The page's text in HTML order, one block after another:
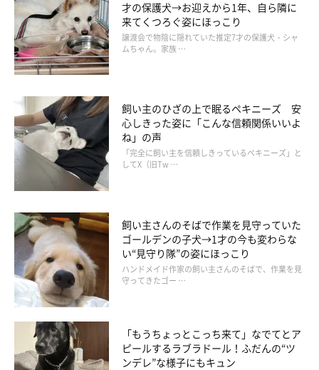
才の保護犬→お迎えから1年、自ら隣に
来てくつろぐ姿にほっこり
譲渡会で物陰に隠れていた推定7才の保護犬・シャ
ムちゃん。家族 …
飼い主のひざの上で眠るペキニーズ 安
心しきった姿に「こんな信頼関係いいよ
ね」の声
「完全に飼い主を信頼しきっているペキニーズ」と
してX（旧Tw …
飼い主さんのそばで作業を見守っていた
ゴールデンの子犬→1才の今も変わらな
い“見守り隊”の姿にほっこり
ハンドメイド作家の飼い主さんのそばで、作業を見
守ってきたゴー …
「もうちょっとこっち来て」なでてとア
ピールするラブラドール！ふだんの“ツ
ンデレ”な様子にもキュン